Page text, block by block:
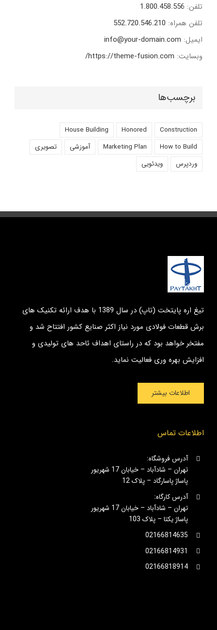
تلفن: 1.800.458.556
تلفن همراه: 552.720.546.210
ایمیل: info@your-domain.com
وبسایت: https://theme-fusion.com/
برچسب‌ها
Construction
Honored
House Building
How to Build
Marketing Plan آموزشی
تصویری
وردپرس
ویدئویی
تیغ اره پایتخت (تاپ) در سال 1389 با هدف ارائه تکنیک های
برش قطعات فولادی مورد نیاز اکثر صنایع کشور افتتاح شد و
مفتخر خواهد بود که در راستای اهداف ئاحد های تولیدی و
افزایش بهره وری فعالیت نماید.
اطلاعات بیشتر
اطلاعات تماس
آدرس فروشگاه:
تهران – شادآباد – خیابان 17 شهریور
پاساژ پاسارگاد – پلاک 12
آدرس کارگاه:
تهران – شادآباد – خیابان 17 شهریور
پاساژ یکتا – پلاک 103
02166814635
02166814931
02166818914